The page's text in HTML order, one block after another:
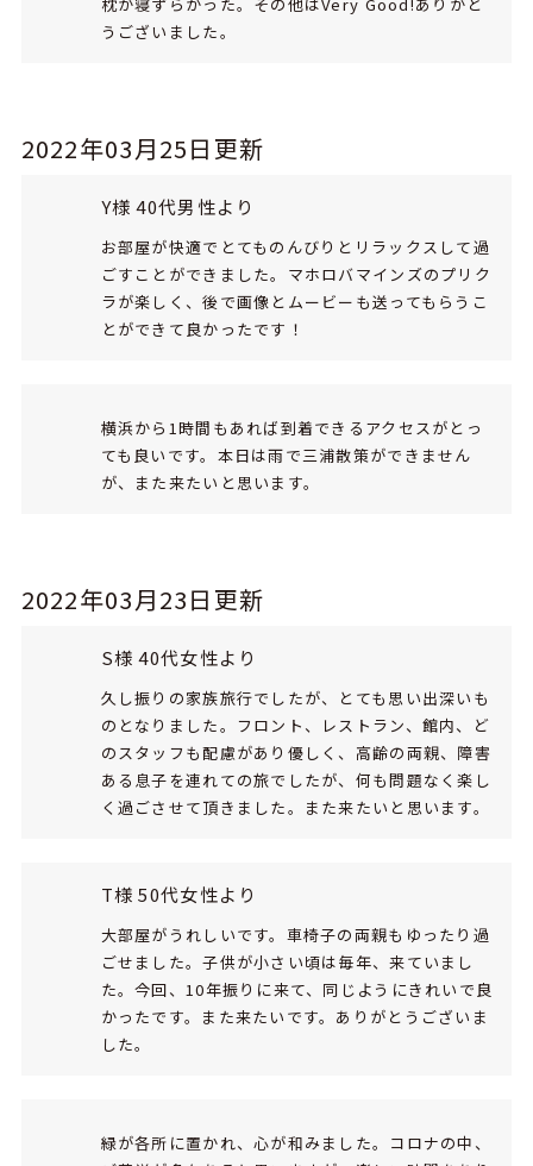
枕が寝ずらかった。その他はVery Good!ありがと
うございました。
2022年03月25日更新
Y様 40代男性より
お部屋が快適でとてものんびりとリラックスして過
ごすことができました。マホロバマインズのプリク
ラが楽しく、後で画像とムービーも送ってもらうこ
とができて良かったです！
横浜から1時間もあれば到着できるアクセスがとっ
ても良いです。本日は雨で三浦散策ができません
が、また来たいと思います。
2022年03月23日更新
S様 40代女性より
久し振りの家族旅行でしたが、とても思い出深いも
のとなりました。フロント、レストラン、館内、ど
のスタッフも配慮があり優しく、高齢の両親、障害
ある息子を連れての旅でしたが、何も問題なく楽し
く過ごさせて頂きました。また来たいと思います。
T様 50代女性より
大部屋がうれしいです。車椅子の両親もゆったり過
ごせました。子供が小さい頃は毎年、来ていまし
た。今回、10年振りに来て、同じようにきれいで良
かったです。また来たいです。ありがとうございま
した。
緑が各所に置かれ、心が和みました。コロナの中、